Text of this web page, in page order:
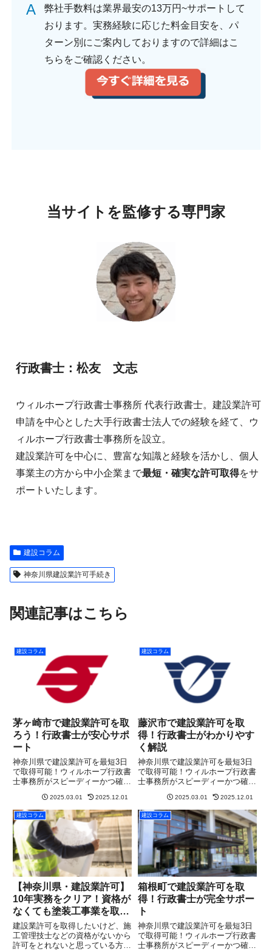
A
弊社手数料は業界最安の13万円~サポートして
おります。実務経験に応じた料金目安を、パ
ターン別にご案内しておりますので詳細はこ
ちらをご確認ください。
当サイトを監修する専門家
行政書士：松友 文志
ウィルホープ行政書士事務所 代表行政書士。建設業許可
申請を中心とした大手行政書士法人での経験を経て、ウ
ィルホープ行政書士事務所を設立。
建設業許可を中心に、豊富な知識と経験を活かし、個人
事業主の方から中小企業まで最短・確実な許可取得をサ
ポートいたします。
建設コラム
神奈川県建設業許可手続き
関連記事はこちら
建設コラム
茅ヶ崎市で建設業許可を取
ろう！行政書士が安心サポ
ート
神奈川県で建設業許可を最短3日
で取得可能！ウィルホープ行政書
士事務所がスピーディーかつ確実
2025.03.01 2025.12.01
建設コラム
藤沢市で建設業許可を取
得！行政書士がわかりやす
く解説
神奈川県で建設業許可を最短3日
で取得可能！ウィルホープ行政書
士事務所がスピーディーかつ確実
2025.03.01 2025.12.01
建設コラム
【神奈川県・建設業許可】
10年実務をクリア！資格が
なくても塗装工事業を取得
した事例をご紹介
建設業許可を取得したいけど、施
工管理技士などの資格がないから
許可をとれないと思っている方も
建設コラム
箱根町で建設業許可を取
得！行政書士が完全サポー
ト
神奈川県で建設業許可を最短3日
で取得可能！ウィルホープ行政書
士事務所がスピーディーかつ確実